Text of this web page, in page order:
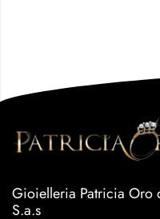
Gioielleria Patricia Oro
S.a.s